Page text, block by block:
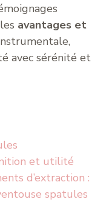
avantages et
avec sérénité et
et utilité
d’extraction :
spatules